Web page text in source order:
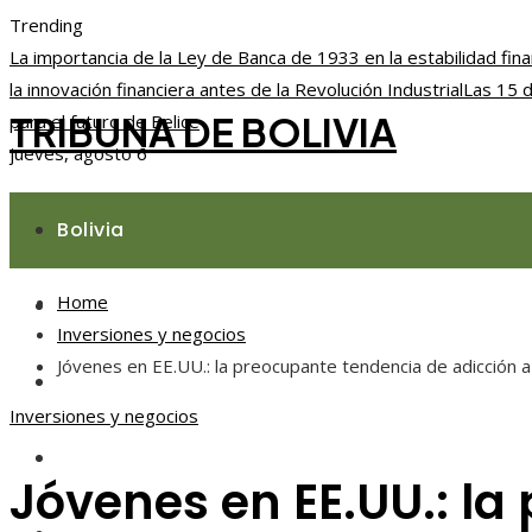
Trending
La importancia de la Ley de Banca de 1933 en la estabilidad
la innovación financiera antes de la Revolución IndustrialLas 15
para el futuro de Belice
jueves, agosto 6
TRIBUNA DE BOLIVIA
Bolivia
Responsabilidad social
Ciencia y tecnología
Home
Inversiones y negocios
Jóvenes en EE.UU.: la preocupante tendencia de adicción
Inversiones y negocios
Jóvenes en EE.UU.: